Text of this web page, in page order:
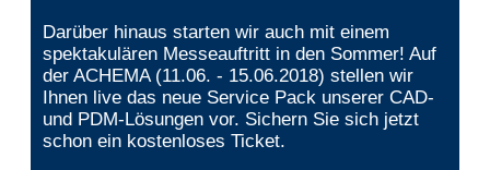
Darüber hinaus starten wir auch mit einem
spektakulären Messeauftritt in den Sommer! Auf
der ACHEMA (11.06. - 15.06.2018) stellen wir
Ihnen live das neue Service Pack unserer CAD-
und PDM-Lösungen vor. Sichern Sie sich jetzt
schon ein kostenloses Ticket.